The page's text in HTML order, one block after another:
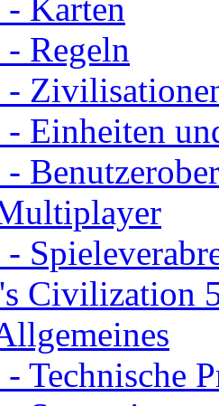
Karten
Regeln
-
Einheiten
Civilization
Technische